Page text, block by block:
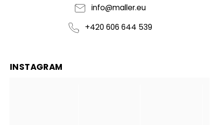
info@maller.eu
+420 606 644 539
INSTAGRAM